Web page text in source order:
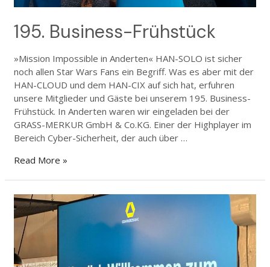
195. Business-Frühstück
»Mission Impossible in Anderten« HAN-SOLO ist sicher
noch allen Star Wars Fans ein Begriff. Was es aber mit der
HAN-CLOUD und dem HAN-CIX auf sich hat, erfuhren
unsere Mitglieder und Gäste bei unserem 195. Business-
Frühstück. In Anderten waren wir eingeladen bei der
GRASS-MERKUR GmbH & Co.KG. Einer der Highplayer im
Bereich Cyber-Sicherheit, der auch über …
Read More »